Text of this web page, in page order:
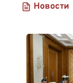
Новости